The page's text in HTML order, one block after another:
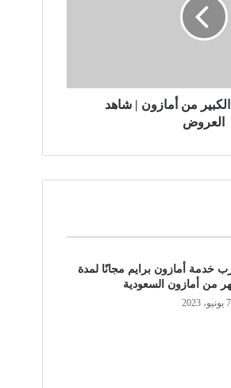
الكبير من أمازون | شاهد
العروض
خدمة أمازون برايم مجانًا لمدة
من أمازون السعودية
7 يونيو، 2023